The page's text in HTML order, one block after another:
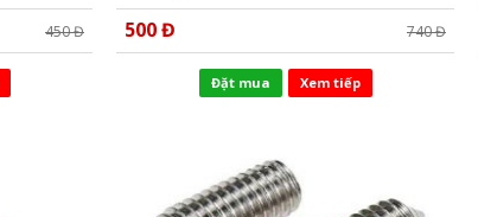
450 Đ 500 Đ 740 Đ
Đặt mua Xem tiếp